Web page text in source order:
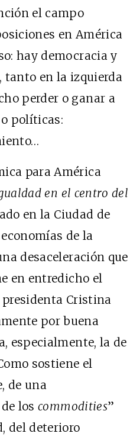
el campo
en América
hay democracia y
en la izquierda
perder o ganar a
políticas:
para América
en el centro del
en la Ciudad de
de la
desaceleración que
en entredicho el
presidenta Cristina
por buena
especialmente, la de
sostiene el
de una
de loscommodities”
del deterioro